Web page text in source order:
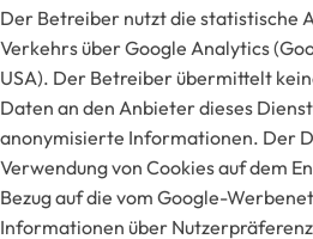
Der Betreiber nutzt die statistische
Verkehrs über Google Analytics
USA). Der Betreiber übermittelt
Daten an den Anbieter dieses
anonymisierte Informationen. Der
Verwendung von Cookies auf dem
Bezug auf die vom Google-
Informationen über